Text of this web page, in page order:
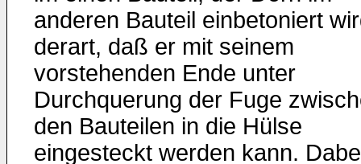
anderen Bauteil einbetoniert
derart, daß er mit seinem
vorstehenden Ende unter
Durchquerung der Fuge
den Bauteilen in die Hülse
eingesteckt werden kann.